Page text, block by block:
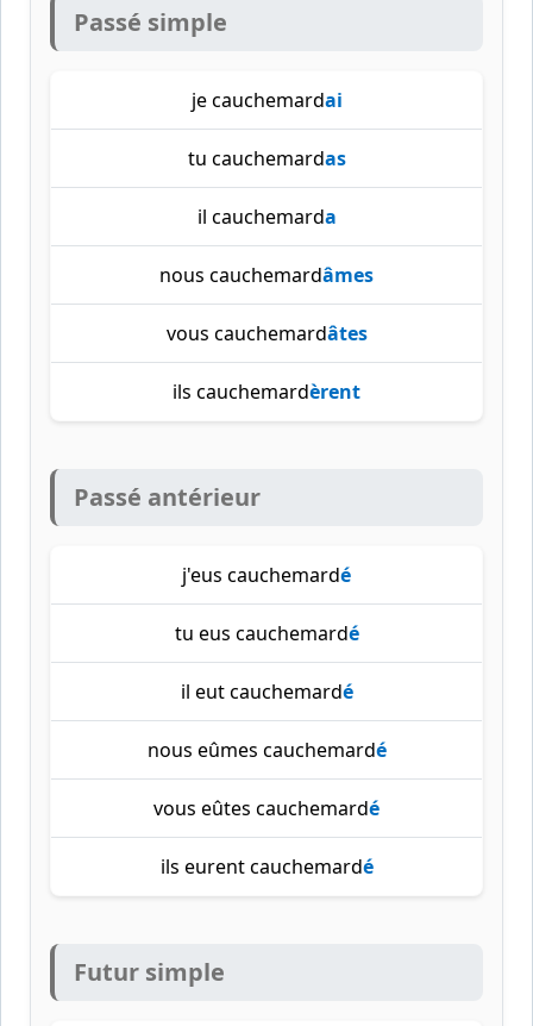
Passé simple
je cauchemardai
tu cauchemardas
il cauchemarda
nous cauchemardâmes
vous cauchemardâtes
ils cauchemardèrent
Passé antérieur
j'eus cauchemardé
tu eus cauchemardé
il eut cauchemardé
nous eûmes cauchemardé
vous eûtes cauchemardé
ils eurent cauchemardé
Futur simple